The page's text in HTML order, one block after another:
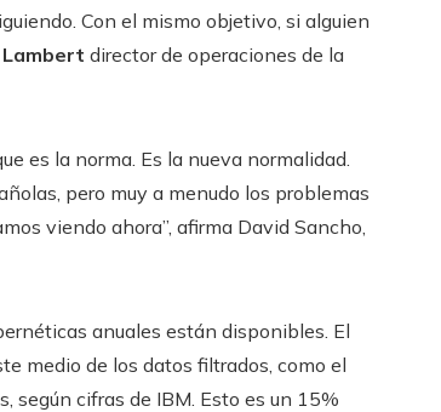
Con el mismo objetivo, si alguien
director de operaciones de la
es la norma. Es la nueva normalidad.
pero muy a menudo los problemas
viendo ahora”, afirma David Sancho,
anuales están disponibles. El
medio de los datos filtrados, como el
según cifras de IBM. Esto es un 15%